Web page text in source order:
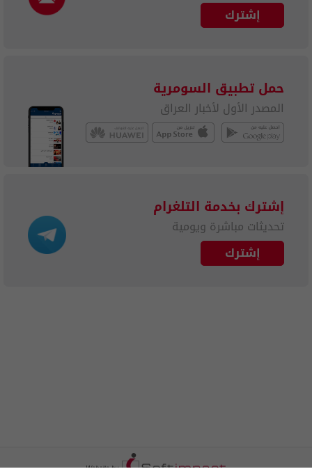
إشترك
حمل تطبيق السومرية
المصدر الأول لأخبار العراق
إشترك بخدمة التلغرام
تحديثات مباشرة ويومية
إشترك